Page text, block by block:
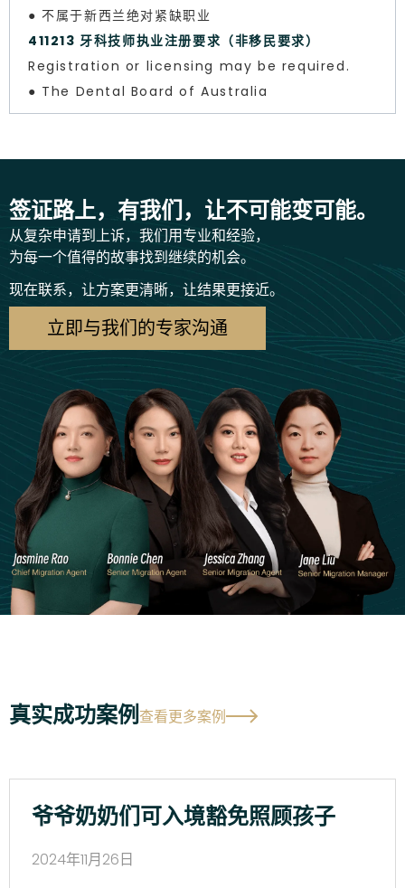
● 不属于新西兰绝对紧缺职业
411213 牙科技师执业注册要求（非移民要求）
Registration or licensing may be required.
● The Dental Board of Australia
签证路上，有我们，让不可能变可能。
从复杂申请到上诉，我们用专业和经验，
为每一个值得的故事找到继续的机会。
现在联系，让方案更清晰，让结果更接近。
立即与我们的专家沟通
真实成功案例查看更多案例
爷爷奶奶们可入境豁免照顾孩子
2024年11月26日